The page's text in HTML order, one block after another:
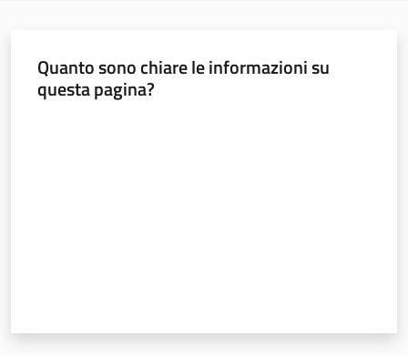
Quanto sono chiare le informazioni su
questa pagina?